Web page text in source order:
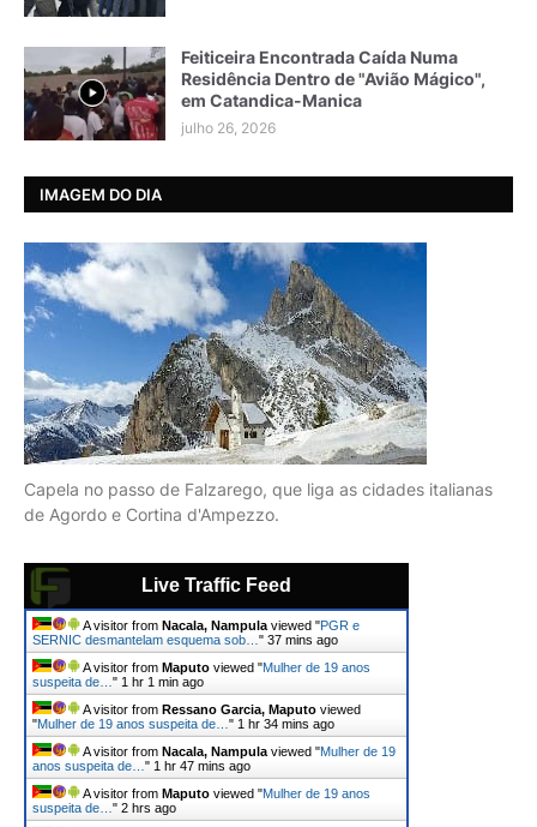
Feiticeira Encontrada Caída Numa
Residência Dentro de "Avião Mágico",
em Catandica-Manica
julho 26, 2026
IMAGEM DO DIA
Capela no passo de Falzarego, que liga as cidades italianas
de Agordo e Cortina d'Ampezzo.
Live Traffic Feed
A visitor from Nacala, Nampula viewed "PGR e
SERNIC desmantelam esquema sob… " 37 mins ago
A visitor from Maputo viewed "Mulher de 19 anos
suspeita de… " 1 hr 1 min ago
A visitor from Ressano Garcia, Maputo viewed
"Mulher de 19 anos suspeita de… " 1 hr 34 mins ago
A visitor from Nacala, Nampula viewed "Mulher de 19
anos suspeita de… " 1 hr 47 mins ago
A visitor from Maputo viewed "Mulher de 19 anos
suspeita de… " 2 hrs ago